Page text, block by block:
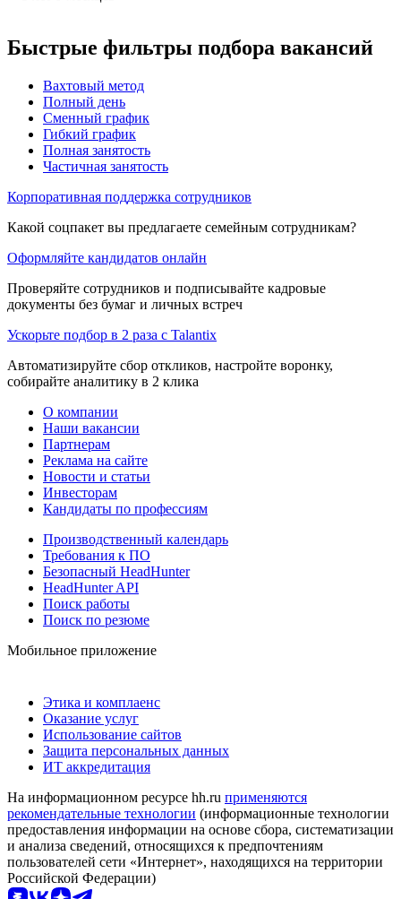
Быстрые фильтры подбора вакансий
Вахтовый метод
Полный день
Сменный график
Гибкий график
Полная занятость
Частичная занятость
Корпоративная поддержка сотрудников
Какой соцпакет вы предлагаете семейным сотрудникам?
Оформляйте кандидатов онлайн
Проверяйте сотрудников и подписывайте кадровые
документы без бумаг и личных встреч
Ускорьте подбор в 2 раза с Talantix
Автоматизируйте сбор откликов, настройте воронку,
собирайте аналитику в 2 клика
О компании
Наши вакансии
Партнерам
Реклама на сайте
Новости и статьи
Инвесторам
Кандидаты по профессиям
Производственный календарь
Требования к ПО
Безопасный HeadHunter
HeadHunter API
Поиск работы
Поиск по резюме
Мобильное приложение
Этика и комплаенс
Оказание услуг
Использование сайтов
Защита персональных данных
ИТ аккредитация
На информационном ресурсе hh.ru применяются
рекомендательные технологии (информационные технологии
предоставления информации на основе сбора, систематизации
и анализа сведений, относящихся к предпочтениям
пользователей сети «Интернет», находящихся на территории
Российской Федерации)